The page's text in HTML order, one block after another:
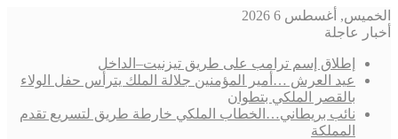
الخميس, أغسطس 6 2026
أخبار عاجلة
إطلاق إسم ترامب على طريق تيزنيت–الداخل
عيد العرش …أمير المؤمنين جلالة الملك يترأس حفل الولاء
بالقصر الملكي بتطوان
نائب بريطاني…الخطاب الملكي خارطة طريق لتسريع تقدم
المملكة